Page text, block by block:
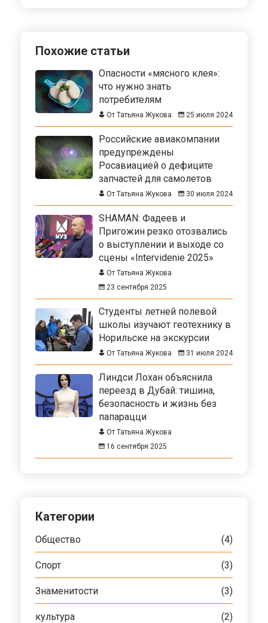
Похожие статьи
Опасности «мясного клея»:
что нужно знать
потребителям
От Татьяна Жукова 25 июля 2024
Российские авиакомпании
предупреждены
Росавиацией о дефиците
запчастей для самолетов
От Татьяна Жукова 30 июля 2024
SHAMAN: Фадеев и
Пригожин резко отозвались
о выступлении и выходе со
сцены «Intervidenie 2025»
От Татьяна Жукова
23 сентября 2025
Студенты летней полевой
школы изучают геотехнику в
Норильске на экскурсии
От Татьяна Жукова 31 июля 2024
Линдси Лохан объяснила
переезд в Дубай: тишина,
безопасность и жизнь без
папарацци
От Татьяна Жукова
16 сентября 2025
Категории
Общество (4)
Спорт (3)
Знаменитости (3)
культура (2)